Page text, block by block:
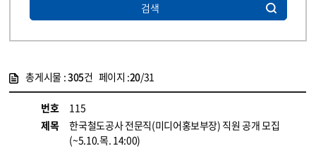
검색
총게시물 :305건 페이지 :20/31
번호
115
제목
한국철도공사 전문직(미디어홍보부장) 직원 공개 모집
(~5.10.목. 14:00)